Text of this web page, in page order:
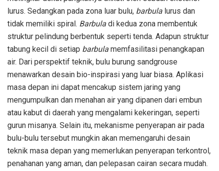
lurus. Sedangkan pada zona luar bulu, barbula lurus dan
tidak memiliki spiral. Barbula di kedua zona membentuk
struktur pelindung berbentuk seperti tenda. Adapun struktur
tabung kecil di setiap barbula memfasilitasi penangkapan
air. Dari perspektif teknik, bulu burung sandgrouse
menawarkan desain bio-inspirasi yang luar biasa. Aplikasi
masa depan ini dapat mencakup sistem jaring yang
mengumpulkan dan menahan air yang dipanen dari embun
atau kabut di daerah yang mengalami kekeringan, seperti
gurun misanya. Selain itu, mekanisme penyerapan air pada
bulu-bulu tersebut mungkin akan memengaruhi desain
teknik masa depan yang memerlukan penyerapan terkontrol,
penahanan yang aman, dan pelepasan cairan secara mudah.